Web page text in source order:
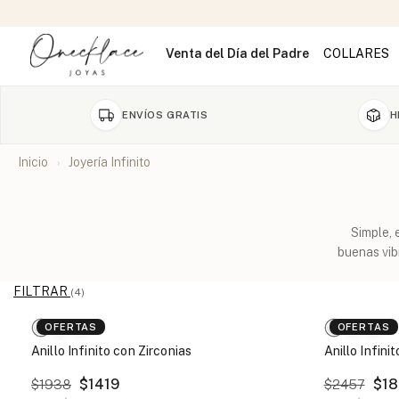
Venta del Día del Padre COLLARES
ENVÍOS GRATIS
Inicio Joyería Infinito
Simple,
buenas
FILTRAR (4)
OFERTAS
Anillo Infinito con Zirconias
$1938 $1419
OFERTAS
Anillo
$2457